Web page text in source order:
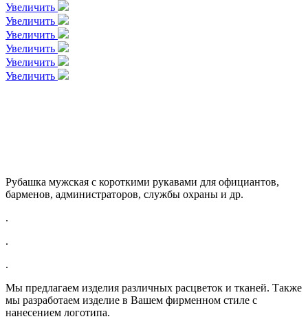
Увеличить
Увеличить
Увеличить
Увеличить
Увеличить
Увеличить
Рубашка мужская с короткими рукавами для официантов,
барменов, администраторов, службы охраны и др.
.
.
.
Мы предлагаем изделия различных расцветок и тканей. Также
мы разработаем изделие в Вашем фирменном стиле с
нанесением логотипа.